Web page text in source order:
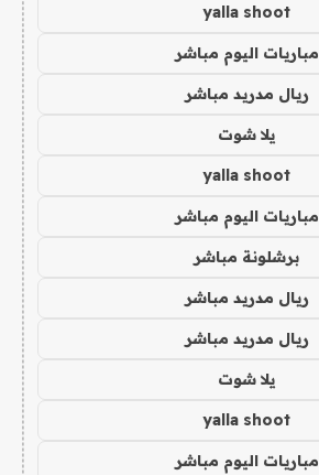
yalla shoot
مباريات اليوم مباشر
ريال مدريد مباشر
يلا شوت
yalla shoot
مباريات اليوم مباشر
برشلونة مباشر
ريال مدريد مباشر
ريال مدريد مباشر
يلا شوت
yalla shoot
مباريات اليوم مباشر